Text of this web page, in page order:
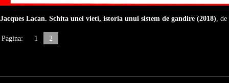
Jacques Lacan. Schita unei vieti, istoria unui sistem de gandire (2018), de
Pagina: 1 2